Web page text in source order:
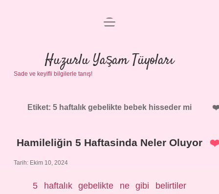
Anasayfa
Gizlilik Politikası
Yasal Uyarı
menüyü
Huzurlu Yaşam Tüyoları
Sade ve keyifli bilgilerle tanış!
Etiket: 5 haftalık gebelikte bebek hisseder mi
Hamileliğin 5 Haftasinda Neler Oluyor
Tarih: Ekim 10, 2024
5 haftalık gebelikte ne gibi belirtiler